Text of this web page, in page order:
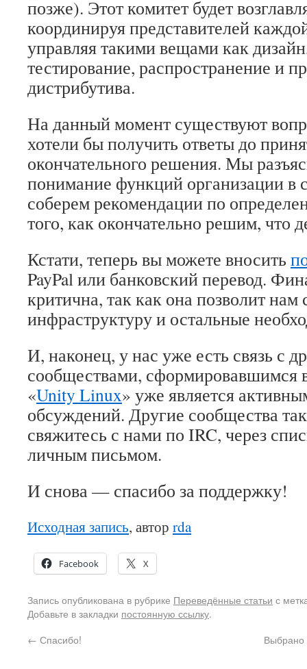
позже). Этот комитет будет
координируя представителей
управляя такими вещами как
тестирование, распространение и
дистрибутива.
На данный момент существуют
хотели бы получить ответы до
окончательного решения. Мы
понимание функций организации в
соберем рекомендации по
того, как окончательно решим, что
Кстати, теперь вы можете вносить
PayPal или банковский перевод.
критична, так как она позволит нам
инфраструктуру и остальные
И, наконец, у нас уже есть связь с
сообществами, сформировавшимся
«Unity Linux» уже является
обсуждений. Другие сообщества
свяжитесь с нами по IRC, через
личным письмом.
И снова — спасибо за поддержку!
Исходная запись, автор rda
Facebook X
Запись опубликована в рубрике Переведённые статьи с
Добавьте в закладки постоянную ссылку.
← Спасибо! Выбрано